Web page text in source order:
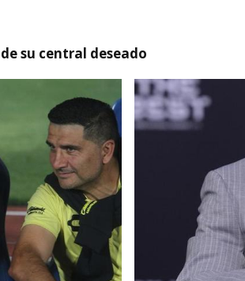
su central deseado